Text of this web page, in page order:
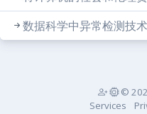
数据科学中异常检测技
©
Services